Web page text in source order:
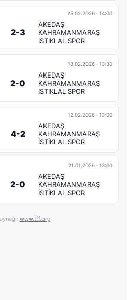
25.02.2026 · 14:00
2-3
AKEDAŞ
KAHRAMANMARAŞ
İSTİKLAL SPOR
18.02.2026 · 13:30
2-0
AKEDAŞ
KAHRAMANMARAŞ
İSTİKLAL SPOR
12.02.2026 · 13:00
4-2
AKEDAŞ
KAHRAMANMARAŞ
İSTİKLAL SPOR
21.01.2026 · 13:00
2-0
AKEDAŞ
KAHRAMANMARAŞ
İSTİKLAL SPOR
www.tff.org